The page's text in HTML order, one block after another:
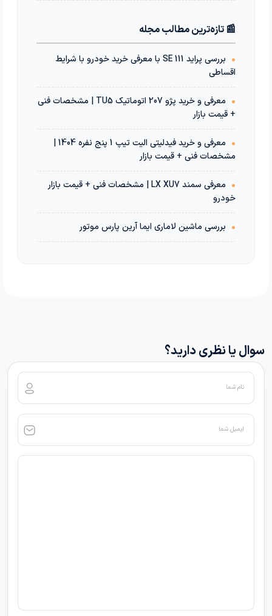
📰 تازه‌ترین مطالب مجله
•
بررسی پراید 111 SE با معرفی خرید خودرو با شرایط
اقساطی
•
معرفی و خرید پژو 207 اتوماتیک TU5 | مشخصات فنی
+ قیمت بازار
•
معرفی و خرید فیدلیتی الیت تیپ 1 پنج نفره 1404 |
مشخصات فنی + قیمت بازار
•
معرفی سمند LX XU7 | مشخصات فنی + قیمت بازار
خودرو
• بررسی ماشین لاماری ایما آرین پارس موتور
سوال یا نظری دارید؟
نام شما
ایمیل شما